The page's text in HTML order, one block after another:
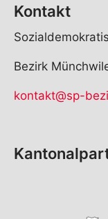
Kontakt
Bezirk
kontakt@sp-